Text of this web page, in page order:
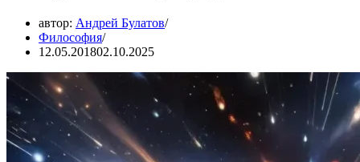
автор: Андрей Булатов
Философия
12.05.201802.10.2025